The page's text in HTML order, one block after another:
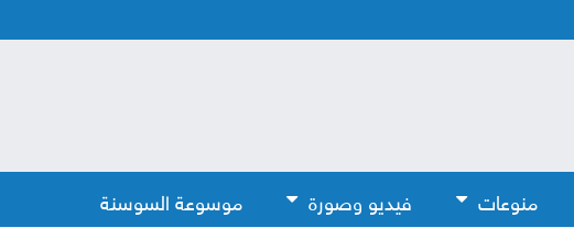
منوعات فيديو وصورة موسوعة السوسنة